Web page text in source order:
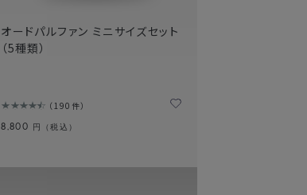
オードパルファン ミニサイズセット
（5種類）
190件
8,800 円（税込）